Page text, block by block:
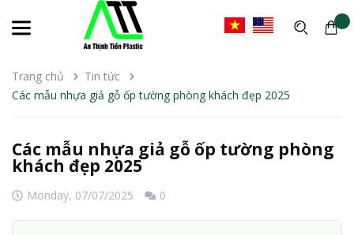
Trang chủ
Tin tức
Các mẫu nhựa giả gỗ ốp tường phòng khách đẹp 2025
Các mẫu nhựa giả gỗ ốp tường phòng
khách đẹp 2025
Monday, 07/07/2025 0